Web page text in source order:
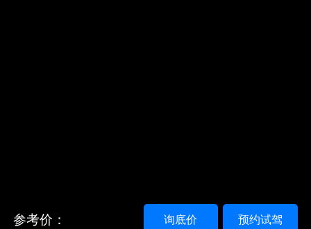
参考价： 预约试驾
询底价